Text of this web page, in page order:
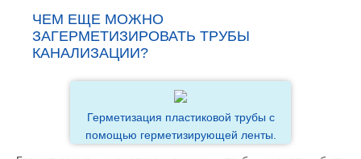
ЧЕМ ЕЩЕ МОЖНО
ЗАГЕРМЕТИЗИРОВАТЬ ТРУБЫ
КАНАЛИЗАЦИИ?
Герметизация пластиковой трубы с
помощью герметизирующей ленты.